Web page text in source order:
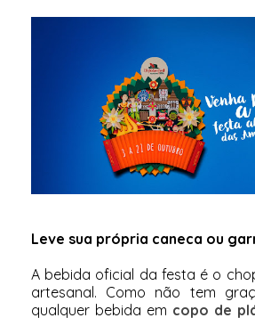
Leve sua própria caneca ou
A bebida oficial da festa é o
artesanal. Como não tem
qualquer bebida em copo de